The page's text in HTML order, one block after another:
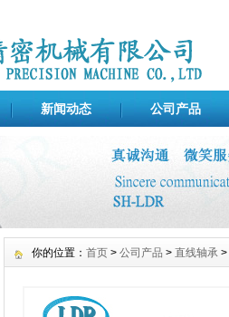
新闻动态 公司产品
你的位置： 首页 > 公司产品 > 直线轴承 >